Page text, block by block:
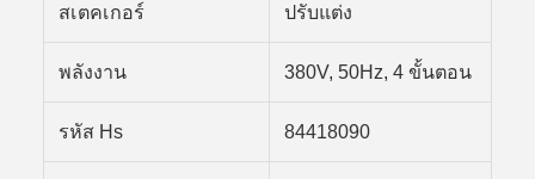
สเตคเกอร์ ปรับแต่ง
พลังงาน 380V, 50Hz, 4 ขั้นตอน
รหัส Hs 84418090